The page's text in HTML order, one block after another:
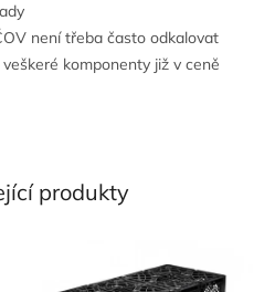
není třeba často odkalovat
komponenty již v ceně
produkty